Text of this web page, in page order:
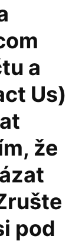
a
Us)
že
pod